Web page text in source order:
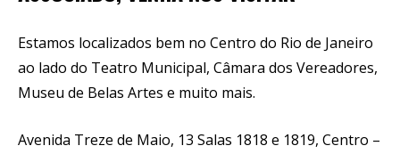
Estamos localizados bem no Centro do Rio de Janeiro
ao lado do Teatro Municipal, Câmara dos Vereadores,
Museu de Belas Artes e muito mais.
Avenida Treze de Maio, 13 Salas 1818 e 1819, Centro –